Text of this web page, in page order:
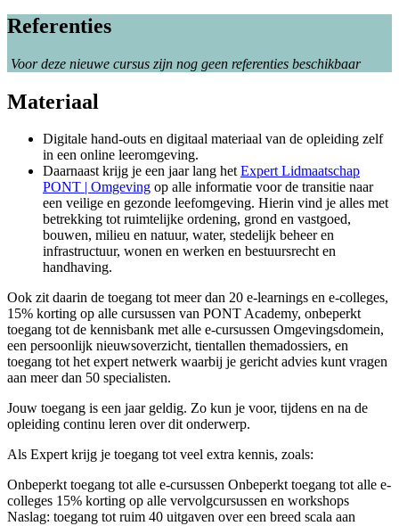
Referenties
Voor deze nieuwe cursus zijn nog geen referenties beschikbaar
Materiaal
Digitale hand-outs en digitaal materiaal van de opleiding zelf
in een online leeromgeving.
Daarnaast krijg je een jaar lang hetExpert Lidmaatschap
PONT | Omgeving op alle informatie voor de transitie naar
een veilige en gezonde leefomgeving. Hierin vind je alles met
betrekking tot ruimtelijke ordening, grond en vastgoed,
bouwen, milieu en natuur, water, stedelijk beheer en
infrastructuur, wonen en werken en bestuursrecht en
handhaving.
Ook zit daarin de toegang tot meer dan 20 e-learnings en e-colleges,
15% korting op alle cursussen van PONT Academy, onbeperkt
toegang tot de kennisbank met alle e-cursussen Omgevingsdomein,
een persoonlijk nieuwsoverzicht, tientallen themadossiers, en
toegang tot het expert netwerk waarbij je gericht advies kunt vragen
aan meer dan 50 specialisten.
Jouw toegang is een jaar geldig. Zo kun je voor, tijdens en na de
opleiding continu leren over dit onderwerp.
Als Expert krijg je toegang tot veel extra kennis, zoals:
Onbeperkt toegang tot alle e-cursussen Onbeperkt toegang tot alle e-
colleges 15% korting op alle vervolgcursussen en workshops
Naslag: toegang tot ruim 40 uitgaven over een breed scala aan